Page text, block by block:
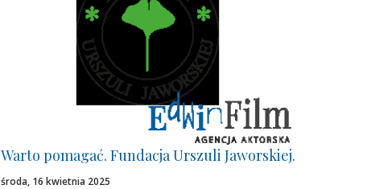
Warto pomagać. Fundacja Urszuli Jaworskiej.
środa, 16 kwietnia 2025